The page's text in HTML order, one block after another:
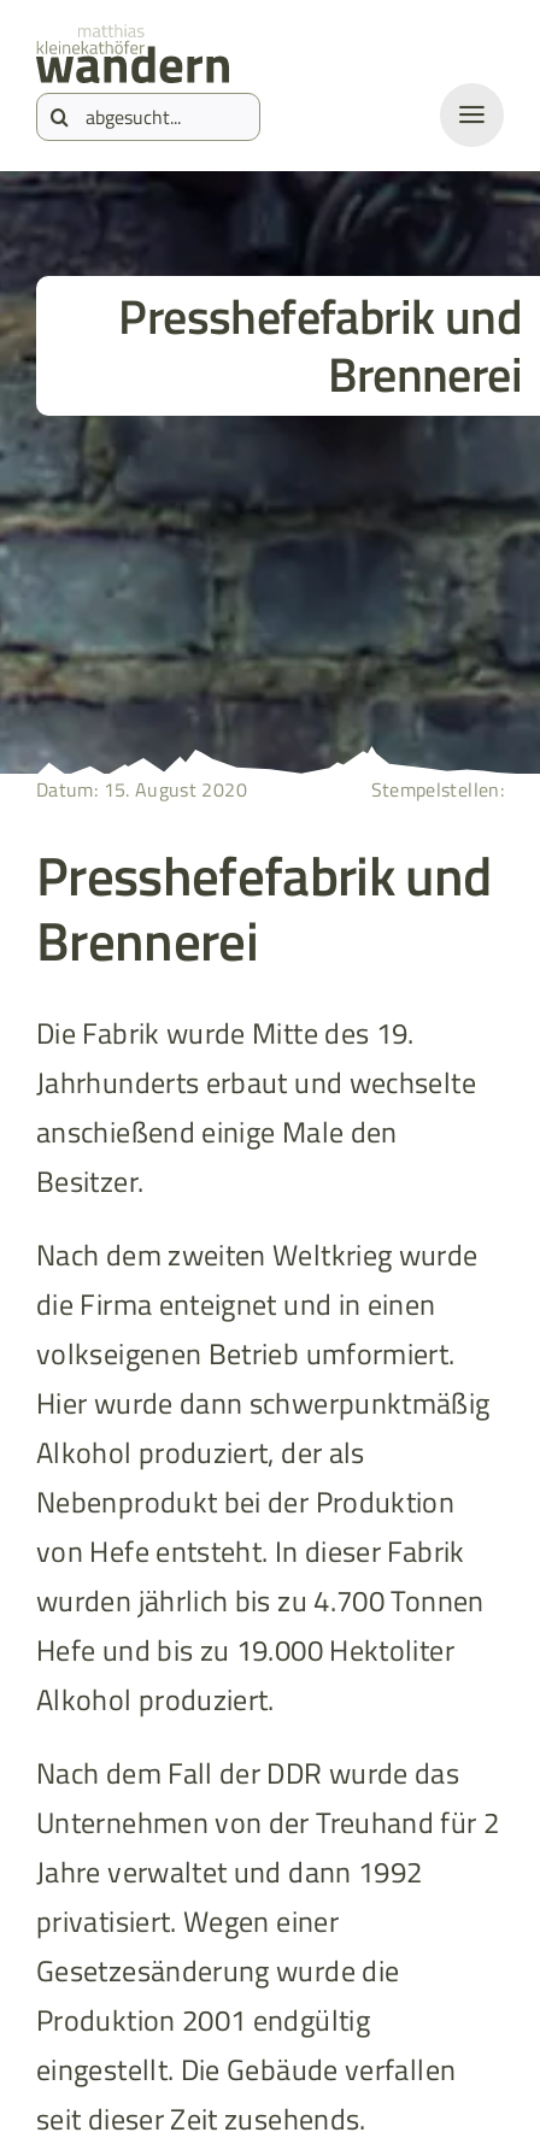
springen
Inhalt
springen
Suche
nach:
Presshefefabrik und
Brennerei
Datum: 15. August 2020 Stempelstellen:
Presshefefabrik und
Brennerei
Die Fabrik wurde Mitte des 19.
Jahrhunderts erbaut und wechselte
anschießend einige Male den
Besitzer.
Nach dem zweiten Weltkrieg wurde
die Firma enteignet und in einen
volkseigenen Betrieb umformiert.
Hier wurde dann schwerpunktmäßig
Alkohol produziert, der als
Nebenprodukt bei der Produktion
von Hefe entsteht. In dieser Fabrik
wurden jährlich bis zu 4.700 Tonnen
Hefe und bis zu 19.000 Hektoliter
Alkohol produziert.
Nach dem Fall der DDR wurde das
Unternehmen von der Treuhand für 2
Jahre verwaltet und dann 1992
privatisiert. Wegen einer
Gesetzesänderung wurde die
Produktion 2001 endgültig
eingestellt. Die Gebäude verfallen
seit dieser Zeit zusehends.